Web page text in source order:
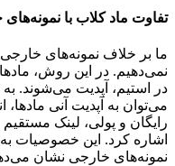
تفاوت ماد کلاب با
ما بر خلاف نمونه‌های
نمی‌دهیم. در این روش،
در استیم، آپدیت می‌شوند.
می‌‌توان به آپدیت آنی مادها،
رایگان و پولی، لینک
اشاره کرد. این خصوصیات
نمونه‌های خارجی نشان